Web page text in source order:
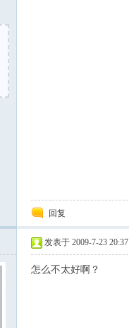
回复
发表于 2009-7-23 20:37
怎么不太好啊？